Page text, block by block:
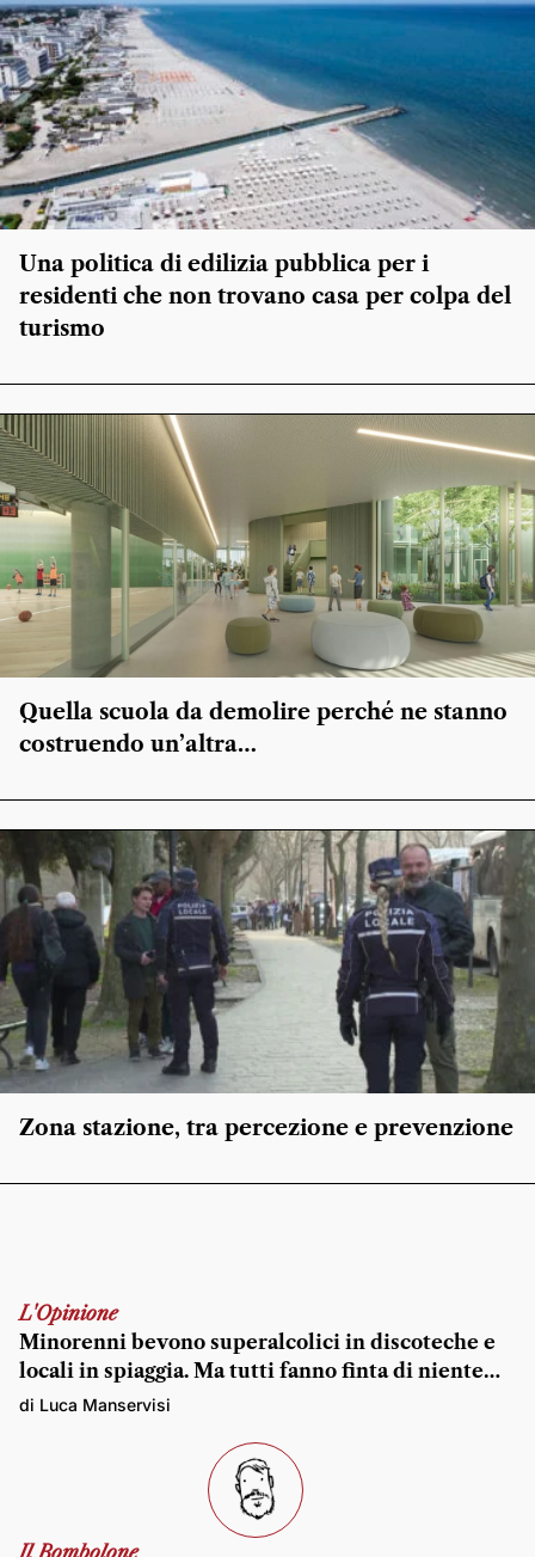
Una politica di edilizia pubblica per i
residenti che non trovano casa per colpa del
turismo
Quella scuola da demolire perché ne stanno
costruendo un’altra…
Zona stazione, tra percezione e prevenzione
L'Opinione
Minorenni bevono superalcolici in discoteche e
locali in spiaggia. Ma tutti fanno finta di niente…
di Luca Manservisi
Il Bombolone